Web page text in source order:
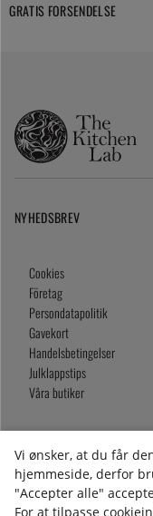
GRATIS FORSENDELSE
NYHEDSBREV
Cookies
Företag
Persondatapolitik
Gavekort
Handelsbetingelser
Julklappstips
Våra butiker
Vi ønsker, at du får
hjemmeside, derfor
"Accepter alle"
For at tilpasse